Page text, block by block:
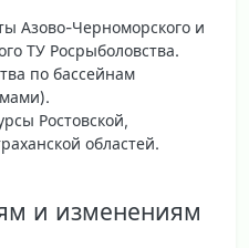
Азово-Черноморского и
ТУ Росрыболовства.
по бассейнам
Ростовской,
областей.
и изменениям